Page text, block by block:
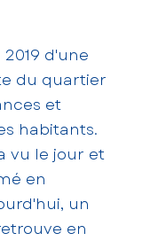
d'une
du quartier
et
habitants.
vu le jour et
en
un
en